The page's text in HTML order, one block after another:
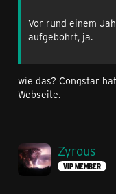
Vor rund einem
aufgebohrt, ja.
wie das? Congstar
Webseite.
Zyrous
VIP MEMBER